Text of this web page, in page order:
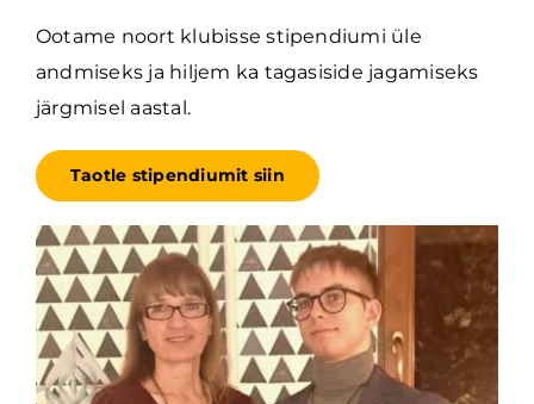
Ootame noort klubisse stipendiumi üle
andmiseks ja hiljem ka tagasiside jagamiseks
järgmisel aastal.
Taotle stipendiumit siin